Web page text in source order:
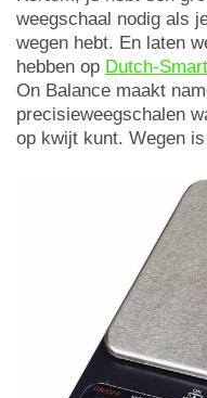
weegschaal nodig als
wegen hebt. En laten
hebben op Dutch-Smart
On Balance maakt
precisieweegschalen
op kwijt kunt. Wegen